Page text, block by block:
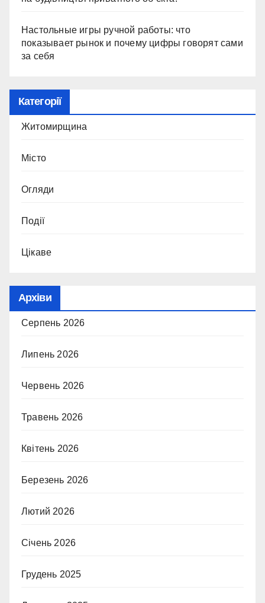
Настольные игры ручной работы: что
показывает рынок и почему цифры говорят сами
за себя
Категорії
Житомирщина
Місто
Огляди
Події
Цікаве
Архіви
Серпень 2026
Липень 2026
Червень 2026
Травень 2026
Квітень 2026
Березень 2026
Лютий 2026
Січень 2026
Грудень 2025